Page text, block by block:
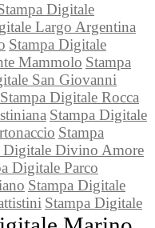
Digitale
Largo Argentina
Stampa Digitale
Mammolo Stampa
San Giovanni
Stampa Digitale Rocca
Stampa Digitale
Stampa
Digitale Divino Amore
Digitale Parco
Stampa Digitale
Stampa Digitale